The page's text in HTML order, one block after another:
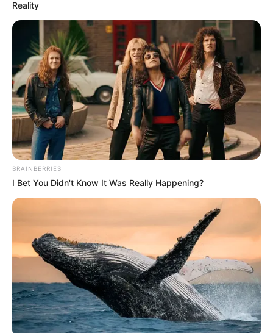
szerint ismét arról szól, hogy kiálljanak azok
mellett, akik szerintük fontos szerepet töltenek be
az intézményrendszer működésében. Az ügy
politikai súlyát tovább növeli, hogy Orbán Viktor
nyilvánosan is jelezte: támogatja a megmozdulást.
Reality
BRAINBERRIES
I Bet You Didn't Know It Was Really Happening?